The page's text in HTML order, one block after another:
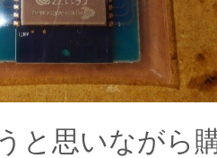
と思いながら